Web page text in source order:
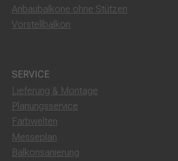
Anbaubalkone ohne Stützen
Vorstellbalkon
SERVICE
Lieferung & Montage
Planungsservice
Farbwelten
Messeplan
Balkonsanierung